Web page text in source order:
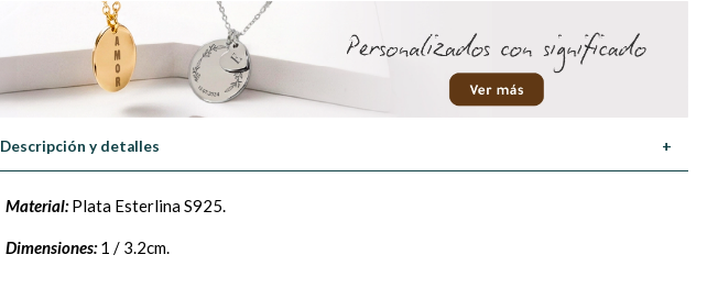
Descripción y detalles +
Material: Plata Esterlina S925.
Dimensiones: 1 / 3.2cm.